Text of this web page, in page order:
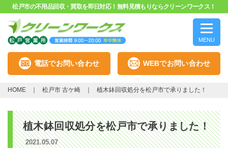
松戸市の不用品回収・買取を即日対応！無料見積もりならクリーンワークス！
MENU
電話でお問い合わせ WEBでお問い合わせ
HOME 松戸市 古ケ崎 植木鉢回収処分を松戸市で承りました！
植木鉢回収処分を松戸市で承りました！
2021.05.07